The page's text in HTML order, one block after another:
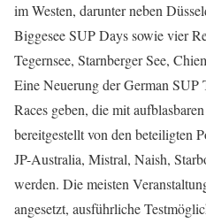
im Westen, darunter neben
Biggesee SUP Days sowie vier
Tegernsee, Starnberger See,
Eine Neuerung der German SUP
Races geben, die mit
bereitgestellt von den beteiligten
JP-Australia, Mistral, Naish,
werden. Die meisten
angesetzt, ausführliche